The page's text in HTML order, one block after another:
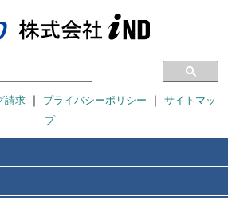
請求｜ プライバシーポリシー ｜ サイトマッ
プ